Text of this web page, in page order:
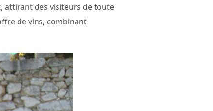
attirant des visiteurs de toute
de vins, combinant